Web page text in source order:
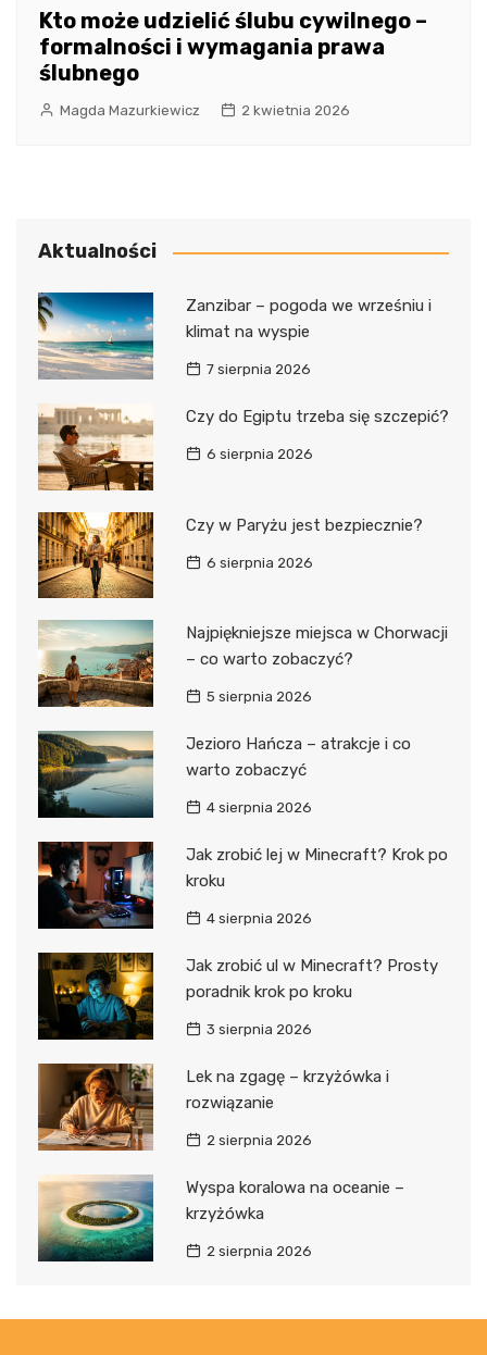
Kto może udzielić ślubu cywilnego –
formalności i wymagania prawa
ślubnego
Magda Mazurkiewicz 2 kwietnia 2026
Aktualności
Zanzibar – pogoda we wrześniu i
klimat na wyspie
7 sierpnia 2026
Czy do Egiptu trzeba się szczepić?
6 sierpnia 2026
Czy w Paryżu jest bezpiecznie?
6 sierpnia 2026
Najpiękniejsze miejsca w Chorwacji
– co warto zobaczyć?
5 sierpnia 2026
Jezioro Hańcza – atrakcje i co
warto zobaczyć
4 sierpnia 2026
Jak zrobić lej w Minecraft? Krok po
kroku
4 sierpnia 2026
Jak zrobić ul w Minecraft? Prosty
poradnik krok po kroku
3 sierpnia 2026
Lek na zgagę – krzyżówka i
rozwiązanie
2 sierpnia 2026
Wyspa koralowa na oceanie –
krzyżówka
2 sierpnia 2026